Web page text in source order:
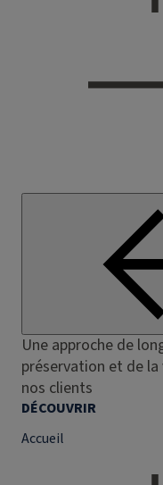
Une approche de
préservation et de
nos clients
DÉCOUVRIR
Accueil